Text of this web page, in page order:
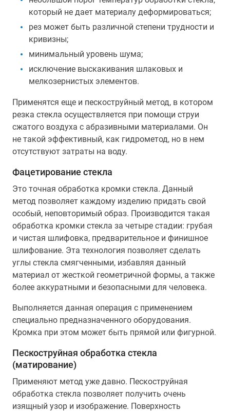
который не дает материалу деформироваться;
рез может быть различной степени трудности и
кривизны;
минимальный уровень шума;
исключение выскакивания шлаковых и
мелкозернистых элементов.
Применятся еще и пескоструйный метод, в котором
резка стекла осуществляется при помощи струи
сжатого воздуха с абразивными материалами. Он
не такой эффективный, как гидрометод, но в нем
отсутствуют затраты на воду.
Фацетирование стекла
Это точная обработка кромки стекла. Данный
метод позволяет каждому изделию придать свой
особый, неповторимый образ. Производится такая
обработка кромки стекла за четыре стадии: грубая
и чистая шлифовка, предварительное и финишное
шлифование. Эта технология позволяет сделать
углы стекла смягченными, избавляя данный
материал от жесткой геометричной формы, а также
более аккуратными и безопасными для человека.
Выполняется данная операция с применением
специально предназначенного оборудования.
Кромка при этом может быть прямой или фигурной.
Пескоструйная обработка стекла
(матирование)
Применяют метод уже давно. Пескоструйная
обработка стекла позволяет получить очень
изящный узор и изображение. Поверхность